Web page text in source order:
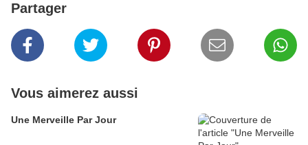
Partager
Vous aimerez aussi
Une Merveille Par Jour